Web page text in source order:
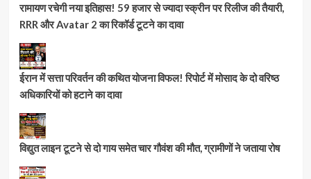
रामायण रचेगी नया इतिहास! 59 हजार से ज्यादा स्क्रीन पर रिलीज की तैयारी,
RRR और Avatar 2 का रिकॉर्ड टूटने का दावा
ईरान में सत्ता परिवर्तन की कथित योजना विफल! रिपोर्ट में मोसाद के दो वरिष्ठ
अधिकारियों को हटाने का दावा
विद्युत लाइन टूटने से दो गाय समेत चार गौवंश की मौत, ग्रामीणों ने जताया रोष